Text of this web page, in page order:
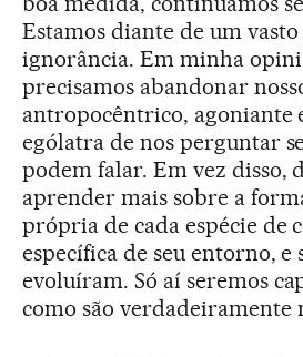
Estamos diante de um vasto
ignorância. Em minha
precisamos abandonar
antropocêntrico, agoniante
ególatra de nos perguntar
podem falar. Em vez disso,
aprender mais sobre a
própria de cada espécie de
específica de seu entorno, e
evoluíram. Só aí seremos
como são verdadeiramente